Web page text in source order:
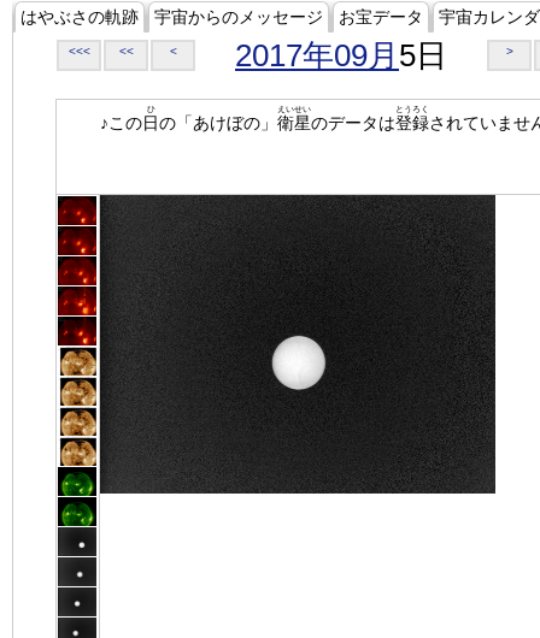
はやぶさの軌跡 宇宙からのメッセージ お宝データ 宇宙カレン
<<< << < 2017年09月 5日 >
♪この日
ひ
の「あけぼの」 衛星
えいせい
のデータは登録
とうろく
されていませ